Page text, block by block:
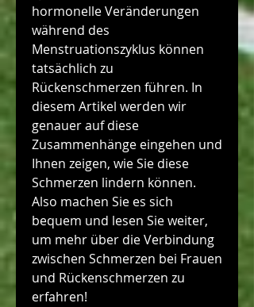
hormonelle Veränderungen
während des
Menstruationszyklus können
tatsächlich zu
Rückenschmerzen führen. In
diesem Artikel werden wir
genauer auf diese
Zusammenhänge eingehen und
Ihnen zeigen, wie Sie diese
Schmerzen lindern können.
Also machen Sie es sich
bequem und lesen Sie weiter,
um mehr über die Verbindung
zwischen Schmerzen bei Frauen
und Rückenschmerzen zu
erfahren!